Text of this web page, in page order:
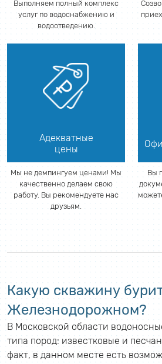
Выполняем полный комплекс
услуг по водоснабжению и
водоотведению.
Адекватные
цены
Мы не демпингуем ценами! Мы
качественно делаем свою
работу. Вы рекомендуете нас
друзьям.
Вы
Какую скважину
Железнодорожном?
В Московской области
типа пород: известковые и
факт, в данном месте есть